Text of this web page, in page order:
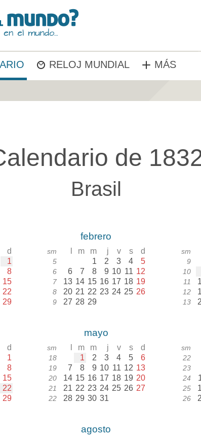
RELOJ MUNDIAL MÁS
de
Brasil
d
1
8
15
22
29
febrero
sm m m j v s d
5 1 2 3 4 5
6 6 7 8 9 10 11 12
7 13 14 15 16 17 18 19
8 20 21 22 23 24 25 26
9 27 28 29
sm
9
10
11
12
13
d
1
8
15
22
29
mayo
sm m m j v s d
18 1 2 3 4 5 6
19 7 8 9 10 11 12 13
20 14 15 16 17 18 19 20
21 21 22 23 24 25 26 27
22 28 29 30 31
sm
22
23
24
25
26
agosto